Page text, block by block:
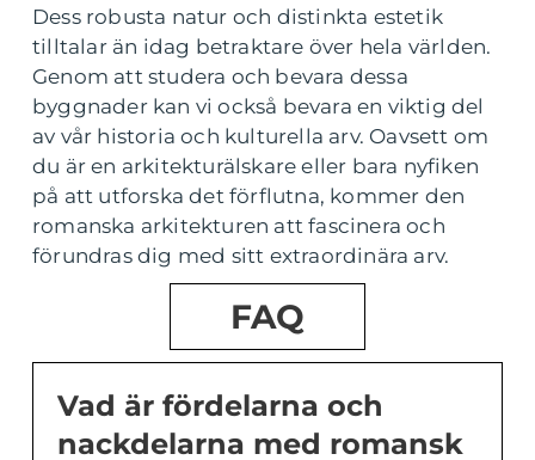
Dess robusta natur och distinkta estetik
tilltalar än idag betraktare över hela världen.
Genom att studera och bevara dessa
byggnader kan vi också bevara en viktig del
av vår historia och kulturella arv. Oavsett om
du är en arkitekturälskare eller bara nyfiken
på att utforska det förflutna, kommer den
romanska arkitekturen att fascinera och
förundras dig med sitt extraordinära arv.
FAQ
Vad är fördelarna och
nackdelarna med romansk